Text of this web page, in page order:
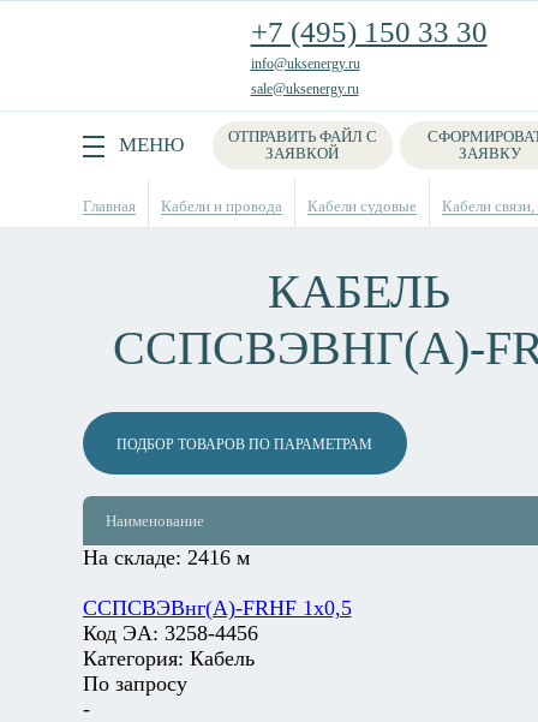
+7 (495) 150 33 30
info@uksenergy.ru
sale@uksenergy.ru
МЕНЮ
ОТПРАВИТЬ ФАЙЛ С
ЗАЯВКОЙ
ЗАЯВКУ
Поиск
Главная Кабели и провода Кабели судовые Кабели
КАБЕЛЬ
ССПСВЭВНГ(А)-
ПОДБОР ТОВАРОВ ПО ПАРАМЕТРАМ
Наименование
На складе: 2416 м
ССПСВЭВнг(А)-FRHF 1х0,5
Код ЭА: 3258-4456
Категория: Кабель
По запросу
-